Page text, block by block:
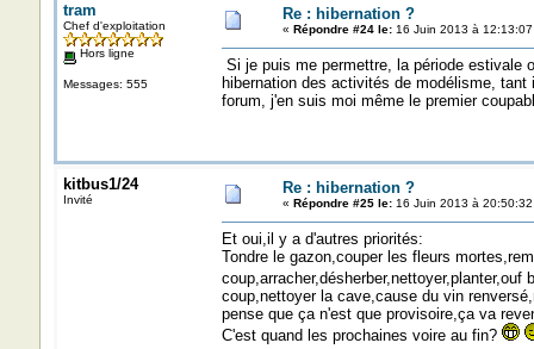
tram
Chef d'exploitation
Hors ligne
Messages: 555
Re : hibernation ?
« Répondre #24 le:16 Juin 2013 à 12:13:07
Si je puis me permettre, la période estivale
hibernation des activités de modélisme,
forum, j'en suis moi même le premier
kitbus1/24
Invité
Re : hibernation ?
« Répondre #25 le:16 Juin 2013 à 20:50:32
Et oui,il y a d'autres priorités:
Tondre le gazon,couper les fleurs
coup,nettoyer la cave,cause du vin
pense que ça n'est que provisoire,ça va
C'est quand les prochaines voire au fin?